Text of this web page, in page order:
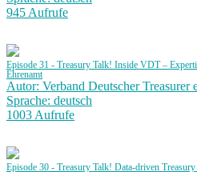
945 Aufrufe
Episode 31 - Treasury Talk! Inside VDT –
Ehrenamt
Autor: Verband Deutscher Treasurer
Sprache: deutsch
1003 Aufrufe
Episode 30 - Treasury Talk! Data-driven